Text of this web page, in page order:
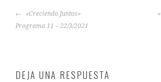
«Creciendo Juntos»
Programa 11 – 22/3/2021
DEJA UNA RESPUESTA